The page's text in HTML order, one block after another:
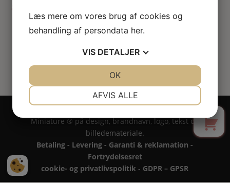
88.00
Miniature ® på design, brandnavn, logo, tekst og
billedemateriale.
Betaling - Levering - Garanti & reklamation -
Fortrydelsesret
cookie- og privatlivspolitik - GDPR – GPSR
0
Læs mere om vores brug af cookies og
behandling af persondata her.
VIS DETALJER
MARKETING STATISTIK
AFVIS ALLE
OK